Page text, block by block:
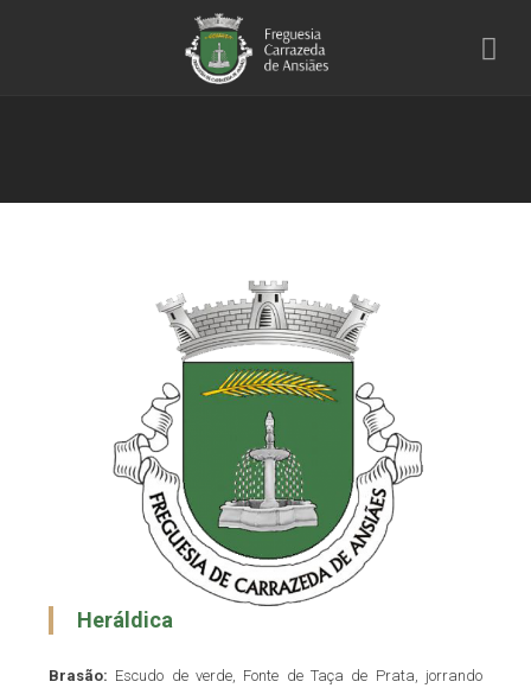
Heráldica
Brasão: Escudo de verde, Fonte de Taça de Prata, jorrando